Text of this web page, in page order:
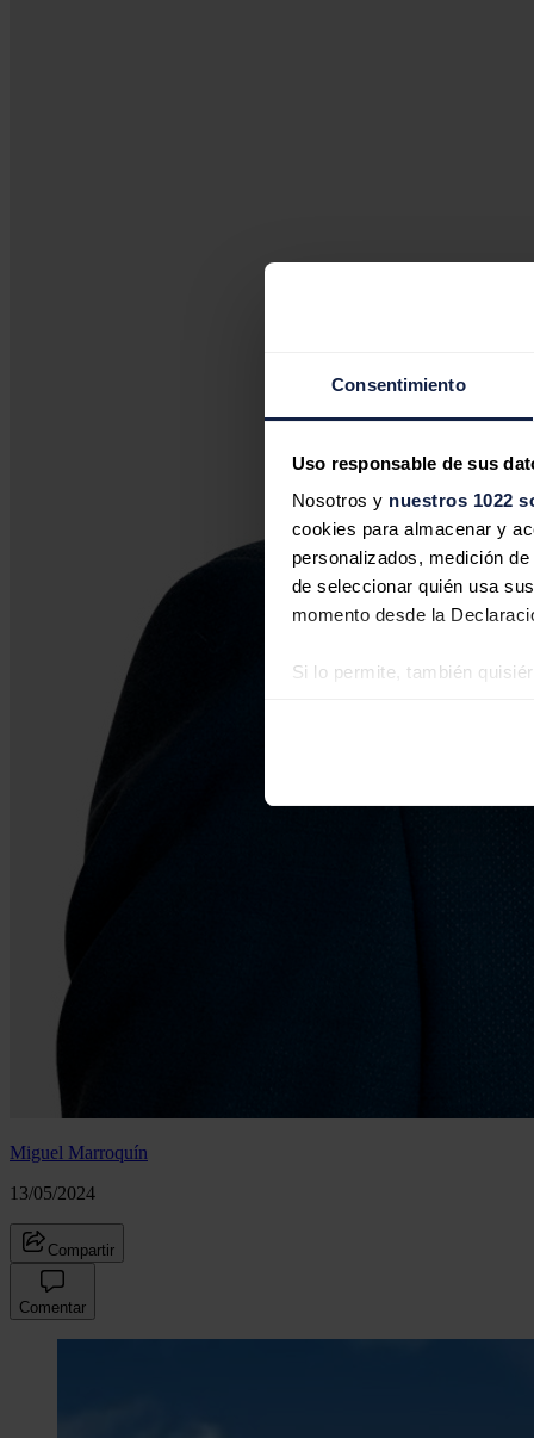
Consentimiento
Uso responsable de sus
Nosotros y nuestros 1022
cookies para almacenar y
personalizados, medición
de seleccionar quién usa
momento desde la
Si lo permite, también
Las cookies de este sitio
y analizar el tráfico.
redes sociales, publicidad
que hayan recopilado a
Miguel Marroquín
13/05/2024
Compartir
Comentar